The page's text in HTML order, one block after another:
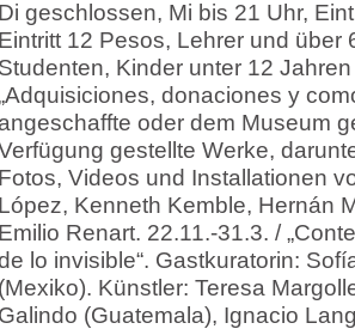
Di geschlossen, Mi bis 21 Uhr,
Eintritt 12 Pesos, Lehrer und über
Studenten, Kinder unter 12
donaciones y
oder dem Museum
gestellte Werke,
Fotos, Videos und Installationen
López, Kenneth Kemble, Hernán
Emilio Renart. 22.11.-31.3. /
lo invisible“. Gastkuratorin:
(Mexiko). Künstler: Teresa
Galindo (Guatemala), Ignacio